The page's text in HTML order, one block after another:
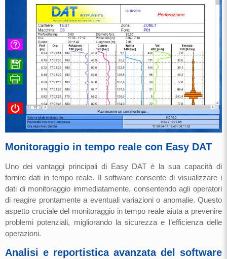
Monitoraggio in tempo reale con Easy DAT
Uno dei vantaggi principali di Easy DAT è la sua capacità di
fornire dati in tempo reale. Il software consente di visualizzare i
dati di monitoraggio immediatamente, consentendo agli operatori
di reagire prontamente a eventuali variazioni o anomalie. Questo
aspetto cruciale del monitoraggio in tempo reale aiuta a prevenire
problemi potenziali, migliorando la sicurezza e l’efficienza delle
operazioni.
Analisi e reportistica avanzata del software